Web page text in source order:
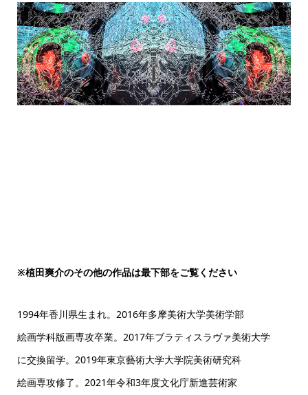
※植田爽介のその他の作品は最下部をご覧ください
1994年香川県生まれ。2016年多摩美術大学美術学部
絵画学科版画専攻卒業。2017年ブラティスラヴァ美術大学
に交換留学。2019年東京藝術大学大学院美術研究科
絵画専攻修了。2021年令和3年度文化庁新進芸術家